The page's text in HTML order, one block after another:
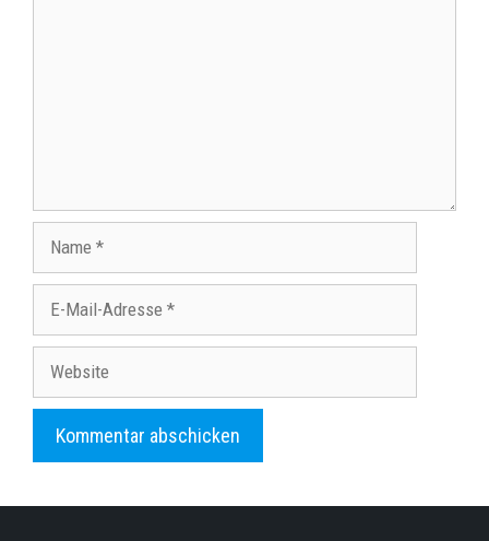
Mail-
Adresse